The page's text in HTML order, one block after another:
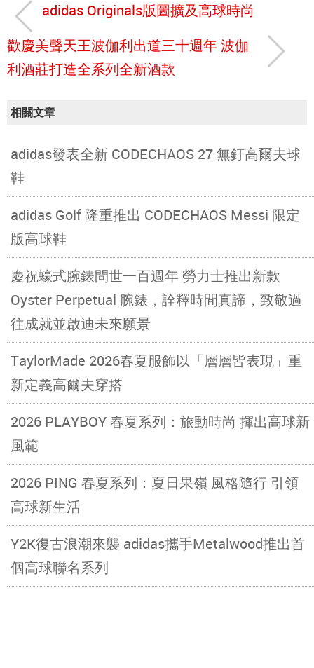
adidas Originals版圖擴及高球時尚
歡慶美聲天王波伽利出道三十週年 波伽
利酒莊打造全系列全新酒款
相關文章
adidas發表全新 CODECHAOS 27 無釘高爾夫球
鞋
adidas Golf 隆重推出 CODECHAOS Messi 限定
版高球鞋
慶祝蠔式腕錶問世一百週年 勞力士推出新款
Oyster Perpetual 腕錶，詮釋時間真諦，致敬過
往成就並啟迪未來願景
TaylorMade 2026春夏服飾以「層層皆表現」重
新定義高爾夫穿搭
2026 PLAYBOY 春夏系列：旅動時尚 揮出高球新
風範
2026 PING 春夏系列：夏日果嶺 風格隨行 引領
高球新生活
Y2K復古浪潮來襲 adidas攜手Metalwood推出首
個高球聯名系列